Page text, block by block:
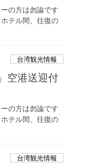
の方は勿論です
テル間、往復の
台湾観光情報
空港送迎付
の方は勿論です
テル間、往復の
台湾観光情報